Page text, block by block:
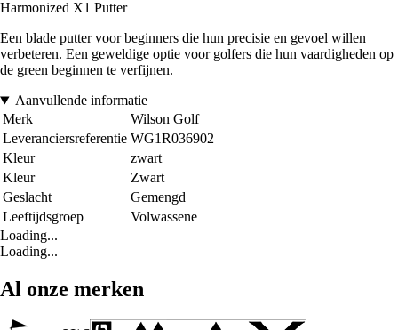
Harmonized X1 Putter
Een blade putter voor beginners die hun precisie en gevoel willen
verbeteren. Een geweldige optie voor golfers die hun vaardigheden op
de green beginnen te verfijnen.
Aanvullende informatie
Merk
Wilson Golf
Leveranciersreferentie WG1R036902
Kleur
zwart
Kleur
Zwart
Geslacht
Gemengd
Leeftijdsgroep
Volwassene
Loading...
Loading...
Al onze merken